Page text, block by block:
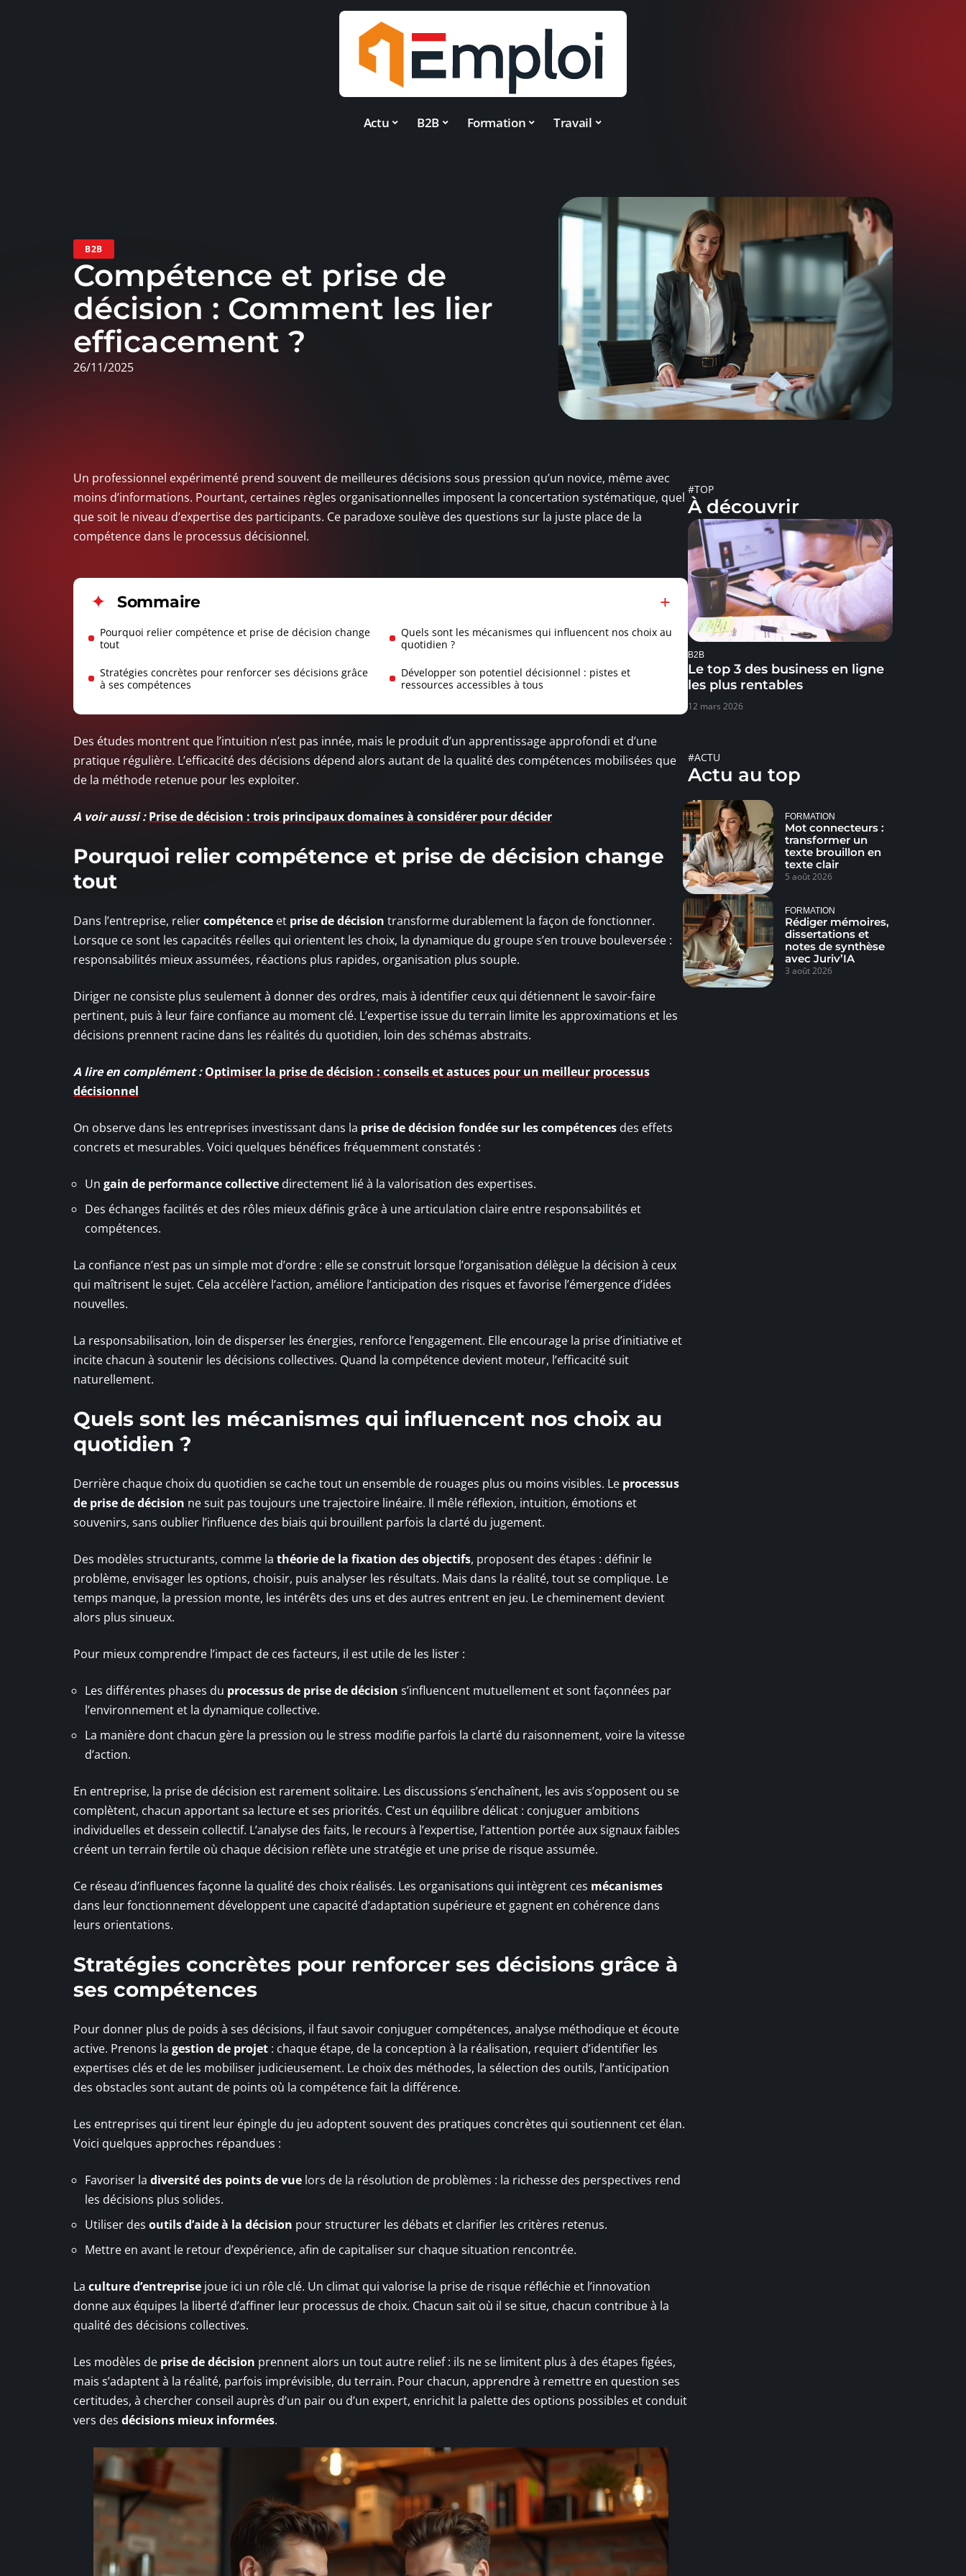
Actu B2B Formation Travail
B2B
Compétence et prise de
décision : Comment les lier
efficacement ?
26/11/2025
Un professionnel expérimenté prend souvent de meilleures décisions sous pression qu’un novice, même avec
moins d’informations. Pourtant, certaines règles organisationnelles imposent la concertation systématique, quel
que soit le niveau d’expertise des participants. Ce paradoxe soulève des questions sur la juste place de la
compétence dans le processus décisionnel.
Sommaire
Pourquoi relier compétence et prise de décision change
tout
Quels sont les mécanismes qui influencent nos choix au
quotidien ?
Stratégies concrètes pour renforcer ses décisions grâce
à ses compétences
Développer son potentiel décisionnel : pistes et
ressources accessibles à tous
Des études montrent que l’intuition n’est pas innée, mais le produit d’un apprentissage approfondi et d’une
pratique régulière. L’efficacité des décisions dépend alors autant de la qualité des compétences mobilisées que
de la méthode retenue pour les exploiter.
A voir aussi : Prise de décision : trois principaux domaines à considérer pour décider
Pourquoi relier compétence et prise de décision change
tout
Dans l’entreprise, reliercompétence et prise de décision transforme durablement la façon de fonctionner.
Lorsque ce sont les capacités réelles qui orientent les choix, la dynamique du groupe s’en trouve bouleversée :
responsabilités mieux assumées, réactions plus rapides, organisation plus souple.
Diriger ne consiste plus seulement à donner des ordres, mais à identifier ceux qui détiennent le savoir-faire
pertinent, puis à leur faire confiance au moment clé. L’expertise issue du terrain limite les approximations et les
décisions prennent racine dans les réalités du quotidien, loin des schémas abstraits.
A lire en complément : Optimiser la prise de décision : conseils et astuces pour un meilleur processus
décisionnel
On observe dans les entreprises investissant dans la prise de décision fondée sur les compétences des effets
concrets et mesurables. Voici quelques bénéfices fréquemment constatés :
Un gain de performance collective directement lié à la valorisation des expertises.
Des échanges facilités et des rôles mieux définis grâce à une articulation claire entre responsabilités et
compétences.
La confiance n’est pas un simple mot d’ordre : elle se construit lorsque l’organisation délègue la décision à ceux
qui maîtrisent le sujet. Cela accélère l’action, améliore l’anticipation des risques et favorise l’émergence d’idées
nouvelles.
La responsabilisation, loin de disperser les énergies, renforce l’engagement. Elle encourage la prise d’initiative et
incite chacun à soutenir les décisions collectives. Quand la compétence devient moteur, l’efficacité suit
naturellement.
Quels sont les mécanismes qui influencent nos choix au
quotidien ?
Derrière chaque choix du quotidien se cache tout un ensemble de rouages plus ou moins visibles. Le processus
de prise de décision ne suit pas toujours une trajectoire linéaire. Il mêle réflexion, intuition, émotions et
souvenirs, sans oublier l’influence des biais qui brouillent parfois la clarté du jugement.
Des modèles structurants, comme la théorie de la fixation des objectifs, proposent des étapes : définir le
problème, envisager les options, choisir, puis analyser les résultats. Mais dans la réalité, tout se complique. Le
temps manque, la pression monte, les intérêts des uns et des autres entrent en jeu. Le cheminement devient
alors plus sinueux.
Pour mieux comprendre l’impact de ces facteurs, il est utile de les lister :
Les différentes phases du processus de prise de décision s’influencent mutuellement et sont façonnées par
l’environnement et la dynamique collective.
La manière dont chacun gère la pression ou le stress modifie parfois la clarté du raisonnement, voire la vitesse
d’action.
En entreprise, la prise de décision est rarement solitaire. Les discussions s’enchaînent, les avis s’opposent ou se
complètent, chacun apportant sa lecture et ses priorités. C’est un équilibre délicat : conjuguer ambitions
individuelles et dessein collectif. L’analyse des faits, le recours à l’expertise, l’attention portée aux signaux faibles
créent un terrain fertile où chaque décision reflète une stratégie et une prise de risque assumée.
Ce réseau d’influences façonne la qualité des choix réalisés. Les organisations qui intègrent ces mécanismes
dans leur fonctionnement développent une capacité d’adaptation supérieure et gagnent en cohérence dans
leurs orientations.
Stratégies concrètes pour renforcer ses décisions grâce à
ses compétences
Pour donner plus de poids à ses décisions, il faut savoir conjuguer compétences, analyse méthodique et écoute
active. Prenons la gestion de projet : chaque étape, de la conception à la réalisation, requiert d’identifier les
expertises clés et de les mobiliser judicieusement. Le choix des méthodes, la sélection des outils, l’anticipation
des obstacles sont autant de points où la compétence fait la différence.
Les entreprises qui tirent leur épingle du jeu adoptent souvent des pratiques concrètes qui soutiennent cet élan.
Voici quelques approches répandues :
Favoriser la diversité des points de vue lors de la résolution de problèmes : la richesse des perspectives rend
les décisions plus solides.
Utiliser des outils d’aide à la décision pour structurer les débats et clarifier les critères retenus.
Mettre en avant le retour d’expérience, afin de capitaliser sur chaque situation rencontrée.
La culture d’entreprise joue ici un rôle clé. Un climat qui valorise la prise de risque réfléchie et l’innovation
donne aux équipes la liberté d’affiner leur processus de choix. Chacun sait où il se situe, chacun contribue à la
qualité des décisions collectives.
Les modèles de prise de décision prennent alors un tout autre relief : ils ne se limitent plus à des étapes figées,
mais s’adaptent à la réalité, parfois imprévisible, du terrain. Pour chacun, apprendre à remettre en question ses
certitudes, à chercher conseil auprès d’un pair ou d’un expert, enrichit la palette des options possibles et conduit
vers des décisions mieux informées.
#TOP
À découvrir
B2B
Le top 3 des business en ligne
les plus rentables
12 mars 2026
#ACTU
Actu au top
FORMATION
Mot connecteurs :
transformer un
texte brouillon en
texte clair
5 août 2026
FORMATION
Rédiger mémoires,
dissertations et
notes de synthèse
avec Juriv’IA
3 août 2026